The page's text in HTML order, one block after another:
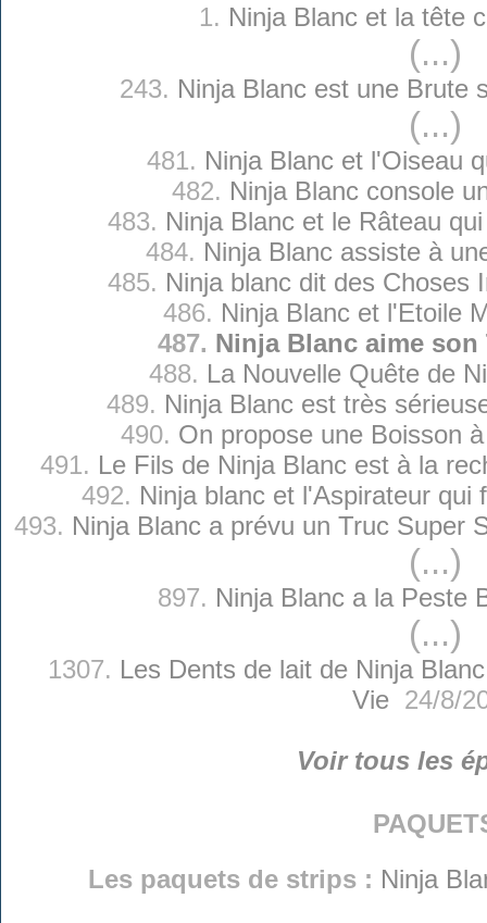
1. Ninja Blanc et la tête
(...)
243. Ninja Blanc est une Brute
(...)
481. Ninja Blanc et l'Oiseau
482. Ninja Blanc console
483. Ninja Blanc et le Râteau
484. Ninja Blanc assiste à
485. Ninja blanc dit des Choses
486. Ninja Blanc et l'Etoile
487. Ninja Blanc aime son
488. La Nouvelle Quête de
489. Ninja Blanc est très
490. On propose une Boisson
491. Le Fils de Ninja Blanc est à la
492. Ninja blanc et l'Aspirateur qui
493. Ninja Blanc a prévu un Truc Super
(...)
897. Ninja Blanc a la Peste
(...)
1307. Les Dents de lait de Ninja
Vie24/8/
Voir tous les
Les paquets de strips : Ninja